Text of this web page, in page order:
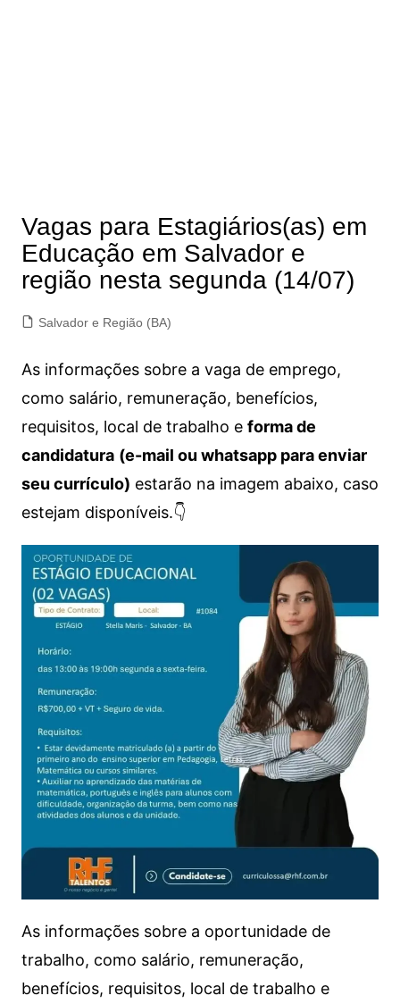
Vagas para Estagiários(as) em
Educação em Salvador e
região nesta segunda (14/07)
Salvador e Região (BA)
As informações sobre a vaga de emprego,
como salário, remuneração, benefícios,
requisitos, local de trabalho e forma de
candidatura (e-mail ou whatsapp para enviar
seu currículo) estarão na imagem abaixo, caso
estejam disponíveis.👇
As informações sobre a oportunidade de
trabalho, como salário, remuneração,
benefícios, requisitos, local de trabalho e